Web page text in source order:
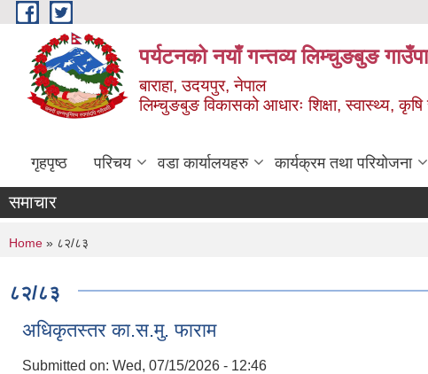
Skip to main content
पर्यटनको नयाँ गन्तव्य लिम्चुङबुङ
बाराहा, उदयपुर, नेपाल
लिम्चुङबुङ विकासको आधारः शिक्षा, स्वास्थ्य, कृषि
गृहपृष्ठ परिचय वडा कार्यालयहरु कार्यक्रम तथा परियोजना
समाचार
You are here
Home » ८२/८३
८२/८३
अधिकृतस्तर का.स.मु. फाराम
Submitted on: Wed, 07/15/2026 - 12:46